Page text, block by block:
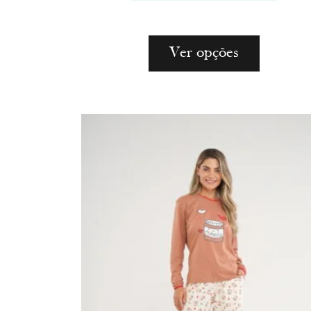
Ver opções